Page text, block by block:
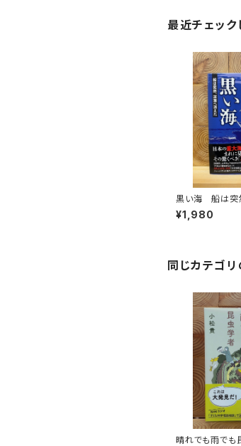
最近チェック
黒い海 船は突
¥1,980
同じカテゴ
晴れでも雨でも